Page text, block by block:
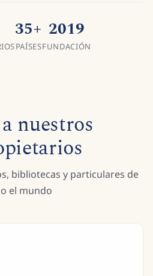
35+
PAÍSES
2019
FUNDACIÓN
nuestros
bibliotecas y particulares de
el mundo